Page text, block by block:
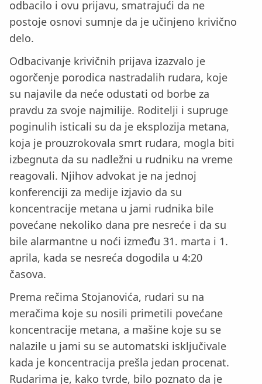
odbacilo i ovu prijavu, smatrajući da ne
postoje osnovi sumnje da je učinjeno krivično
delo.
Odbacivanje krivičnih prijava izazvalo je
ogorčenje porodica nastradalih rudara, koje
su najavile da neće odustati od borbe za
pravdu za svoje najmilije. Roditelji i supruge
poginulih isticali su da je eksplozija metana,
koja je prouzrokovala smrt rudara, mogla biti
izbegnuta da su nadležni u rudniku na vreme
reagovali. Njihov advokat je na jednoj
konferenciji za medije izjavio da su
koncentracije metana u jami rudnika bile
povećane nekoliko dana pre nesreće i da su
bile alarmantne u noći između 31. marta i 1.
aprila, kada se nesreća dogodila u 4:20
časova.
Prema rečima Stojanovića, rudari su na
meračima koje su nosili primetili povećane
koncentracije metana, a mašine koje su se
nalazile u jami su se automatski isključivale
kada je koncentracija prešla jedan procenat.
Rudarima je, kako tvrde, bilo poznato da je